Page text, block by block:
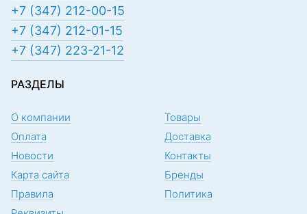
+7 (347) 212-00-15
+7 (347) 212-01-15
+7 (347) 223-21-12
РАЗДЕЛЫ
О компании
Товары
Оплата
Доставка
Новости
Контакты
Карта сайта
Бренды
Правила
Политика